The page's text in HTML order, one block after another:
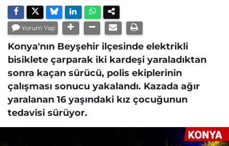
Yorum Yap
Konya'nın Beyşehir ilçesinde elektrikli
bisiklete çarparak iki kardeşi yaraladıktan
sonra kaçan sürücü, polis ekiplerinin
çalışması sonucu yakalandı. Kazada ağır
yaralanan 16 yaşındaki kız çocuğunun
tedavisi sürüyor.